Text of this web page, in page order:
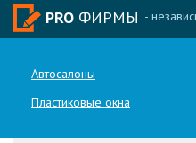
PRO ФИРМЫ -
Автосалоны
Пластиковые окна